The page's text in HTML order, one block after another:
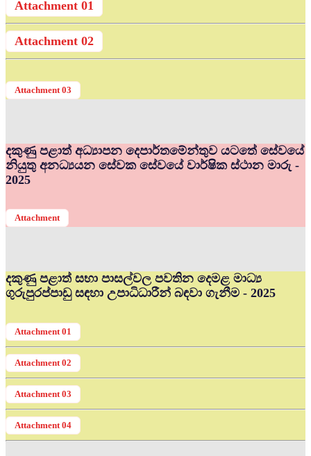
Attachment 01
Attachment 02
Attachment 03
දකුණු පළාත් අධ්‍යාපන දෙපාර්තමේන්තුව යටතේ සේවයේ
නියුතු අනධ්‍යයන සේවක සේවයේ වාර්ෂික ස්ථාන මාරු -
2025
Attachment
දකුණු පළාත් සභා පාසල්වල පවතින දෙමළ මාධ්‍ය
ගුරුපුරප්පාඩු සඳහා උපාධිධාරීන් බඳවා ගැනීම - 2025
Attachment 01
Attachment 02
Attachment 03
Attachment 04